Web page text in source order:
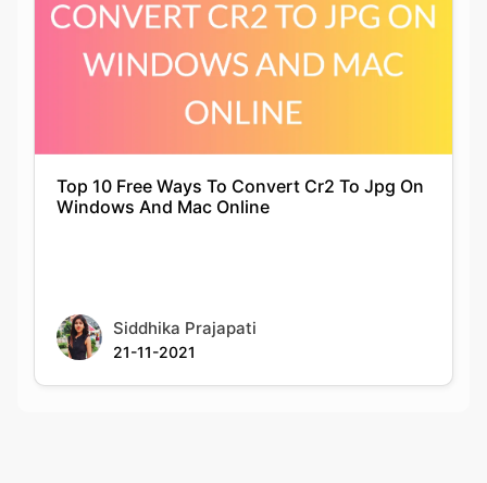
Windows And Mac Online